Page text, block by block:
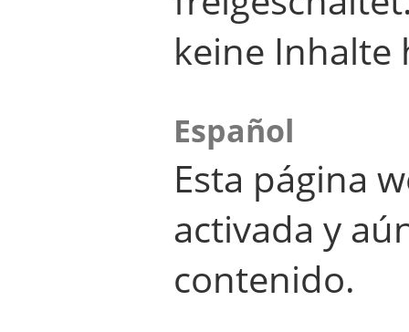
keine Inhalte
Español
Esta página
activada y
contenido.